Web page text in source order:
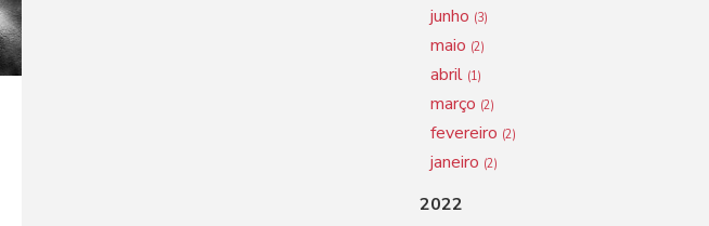
junho (3)
maio (2)
abril (1)
março (2)
fevereiro (2)
janeiro (2)
2022